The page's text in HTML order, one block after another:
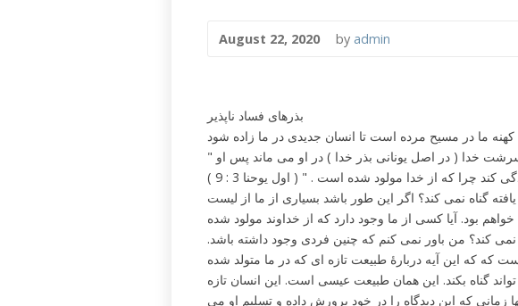
August 22, 2020 by admin
بذرهای فساد ناپذیر
" آنکه از خدا مولود شده گناه نمی کند زیرا سرشت خدا ( در اصل یونانی بذر خدا ) در او می ماند پس او
کند چرا که از خدا مولود شده است . " ( اول یوحنا 3 : 9 )
یافته گناه نمی کند؟ اگر این طور باشد بسیاری از ما از لیست
بود. آیا کسی از ما وجود دارد که از خداوند مولود شده
نمی کند؟ من باور نمی کنم که چنین فردی وجود داشته باشد.
که این آیه دربارۀ طبیعت تازه ای که در ما متولد شده
گناه بکند. این همان طبیعت عیسی است. این انسان تازه
که این دیدگاه را در خود پرورش داده و تسلیم او می